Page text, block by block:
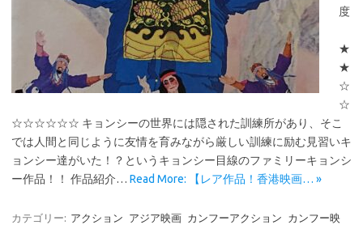
度
★
★
☆
☆
☆☆☆☆☆☆ キョンシーの世界には隠された訓練所があり、そこ
では人間と同じように友情を育みながら厳しい訓練に励む見習いキ
ョンシー達がいた！？というキョンシー目線のファミリーキョンシ
ー作品！！ 作品紹介… Read More: 【レア作品！香港映画… »
カテゴリー: アクション アジア映画 カンフーアクション
カンフー映